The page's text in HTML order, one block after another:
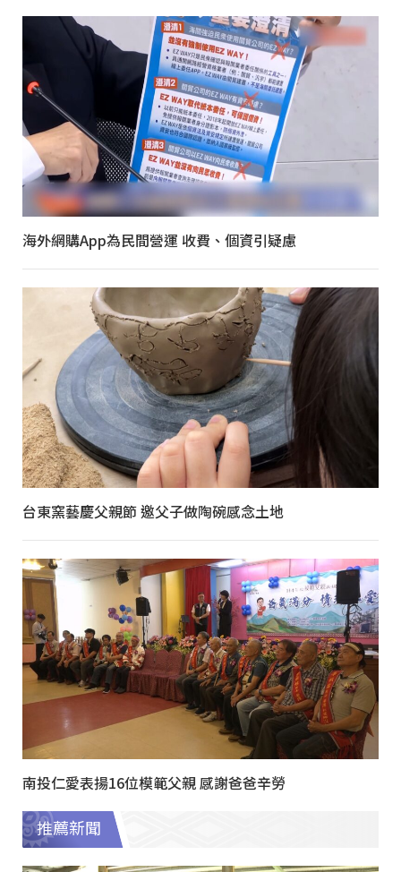
海外網購App為民間營運 收費、個資引疑慮
台東窯藝慶父親節 邀父子做陶碗感念土地
南投仁愛表揚16位模範父親 感謝爸爸辛勞
推薦新聞